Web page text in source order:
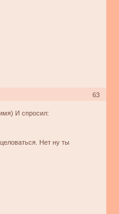
63
И спросил:
Нет ну ты